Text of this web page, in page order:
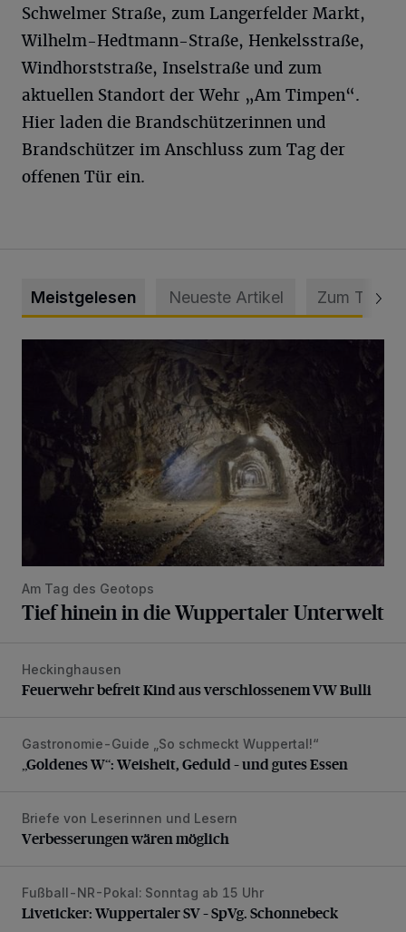
Schwelmer Straße, zum Langerfelder Markt,
Wilhelm-Hedtmann-Straße, Henkelsstraße,
Windhorststraße, Inselstraße und zum
aktuellen Standort der Wehr „Am Timpen“.
Hier laden die Brandschützerinnen und
Brandschützer im Anschluss zum Tag der
offenen Tür ein.
Meistgelesen Neueste Artikel Zum Thema
Am Tag des Geotops
Tief hinein in die Wuppertaler Unterwelt
Feuerwehr befreit Kind aus verschlossenem VW Bulli
Heckinghausen
Feuerwehr befreit Kind aus verschlossenem VW Bulli
„Goldenes W“: Weisheit, Geduld – und gutes Essen
Gastronomie-Guide „So schmeckt Wuppertal!“
„Goldenes W“: Weisheit, Geduld – und gutes Essen
Verbesserungen wären möglich
Briefe von Leserinnen und Lesern
Verbesserungen wären möglich
Liveticker: Wuppertaler SV – SpVg. Schonnebeck
Fußball-NR-Pokal: Sonntag ab 15 Uhr
Liveticker: Wuppertaler SV – SpVg. Schonnebeck